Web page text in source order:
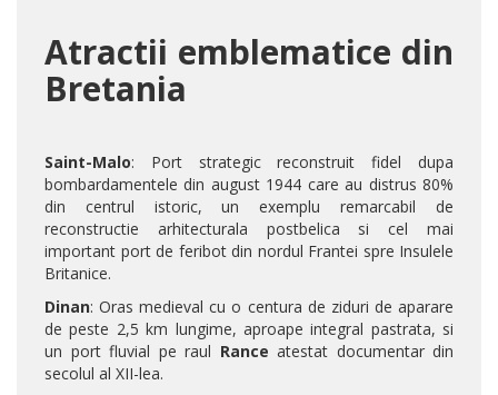
Atractii emblematice din
Bretania
Saint-Malo: Port strategic reconstruit fidel dupa
bombardamentele din august 1944 care au distrus 80%
din centrul istoric, un exemplu remarcabil de
reconstructie arhitecturala postbelica si cel mai
important port de feribot din nordul Frantei spre Insulele
Britanice.
Dinan: Oras medieval cu o centura de ziduri de aparare
de peste 2,5 km lungime, aproape integral pastrata, si
un port fluvial pe raul Rance atestat documentar din
secolul al XII-lea.